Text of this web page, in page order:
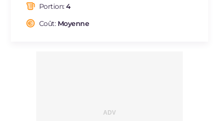
Fibre
Cholestérol
Portion:4
Coût: Moyenne